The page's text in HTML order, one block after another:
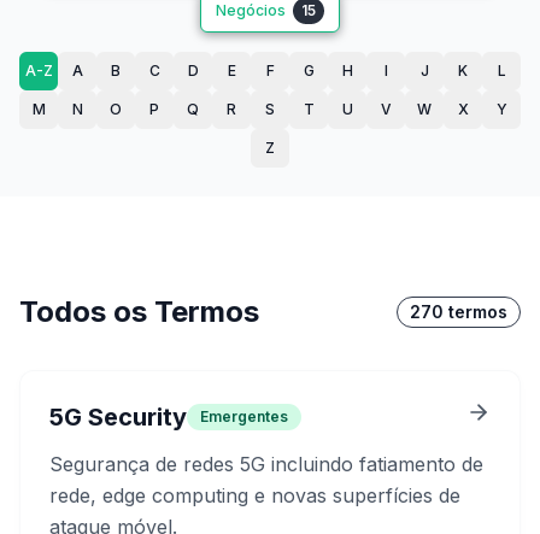
Negócios 15
A-Z A B C D E F G H I J K L
M N O P Q R S T U V W X Y
Z
Todos os Termos 270 termos
5G Security Emergentes
Segurança de redes 5G incluindo fatiamento de
rede, edge computing e novas superfícies de
ataque móvel.